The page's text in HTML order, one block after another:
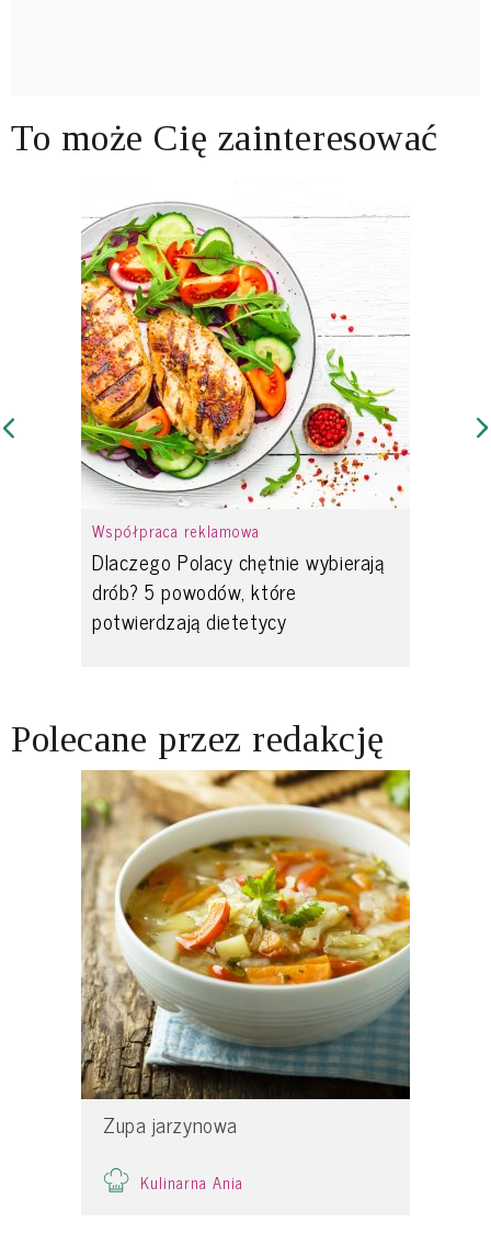
To może Cię zainteresować
Współpraca reklamowa
Dlaczego Polacy chętnie wybierają
drób? 5 powodów, które
potwierdzają dietetycy
Polecane przez redakcję
Zupa jarzynowa
Kulinarna Ania